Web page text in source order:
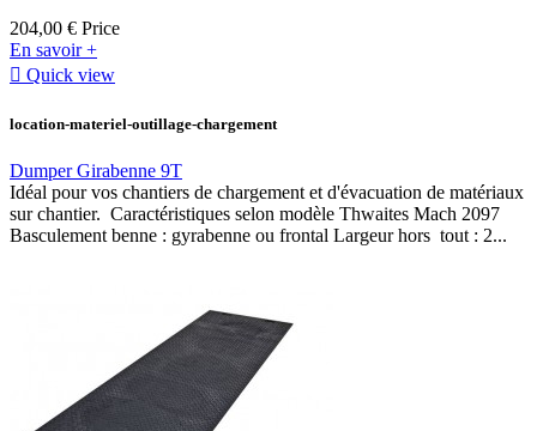
204,00 € Price
En savoir +
 Quick view
location-materiel-outillage-chargement
Dumper Girabenne 9T
Idéal pour vos chantiers de chargement et d'évacuation de matériaux
sur chantier. Caractéristiques selon modèle Thwaites Mach 2097
Basculement benne : gyrabenne ou frontal Largeur hors tout : 2...